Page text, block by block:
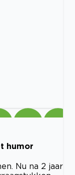
humor
Nu na 2 jaar